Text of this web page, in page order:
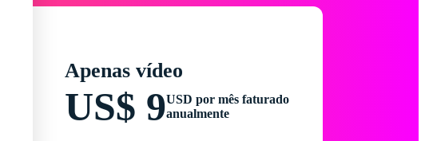
Apenas vídeo
US$ 9USD por mês faturado
anualmente